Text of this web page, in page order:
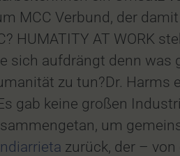
MCC Verbund, der
HUMATITY AT WORK
sich aufdrängt denn
zu tun?Dr.
gab keine großen
um
zurück, der –